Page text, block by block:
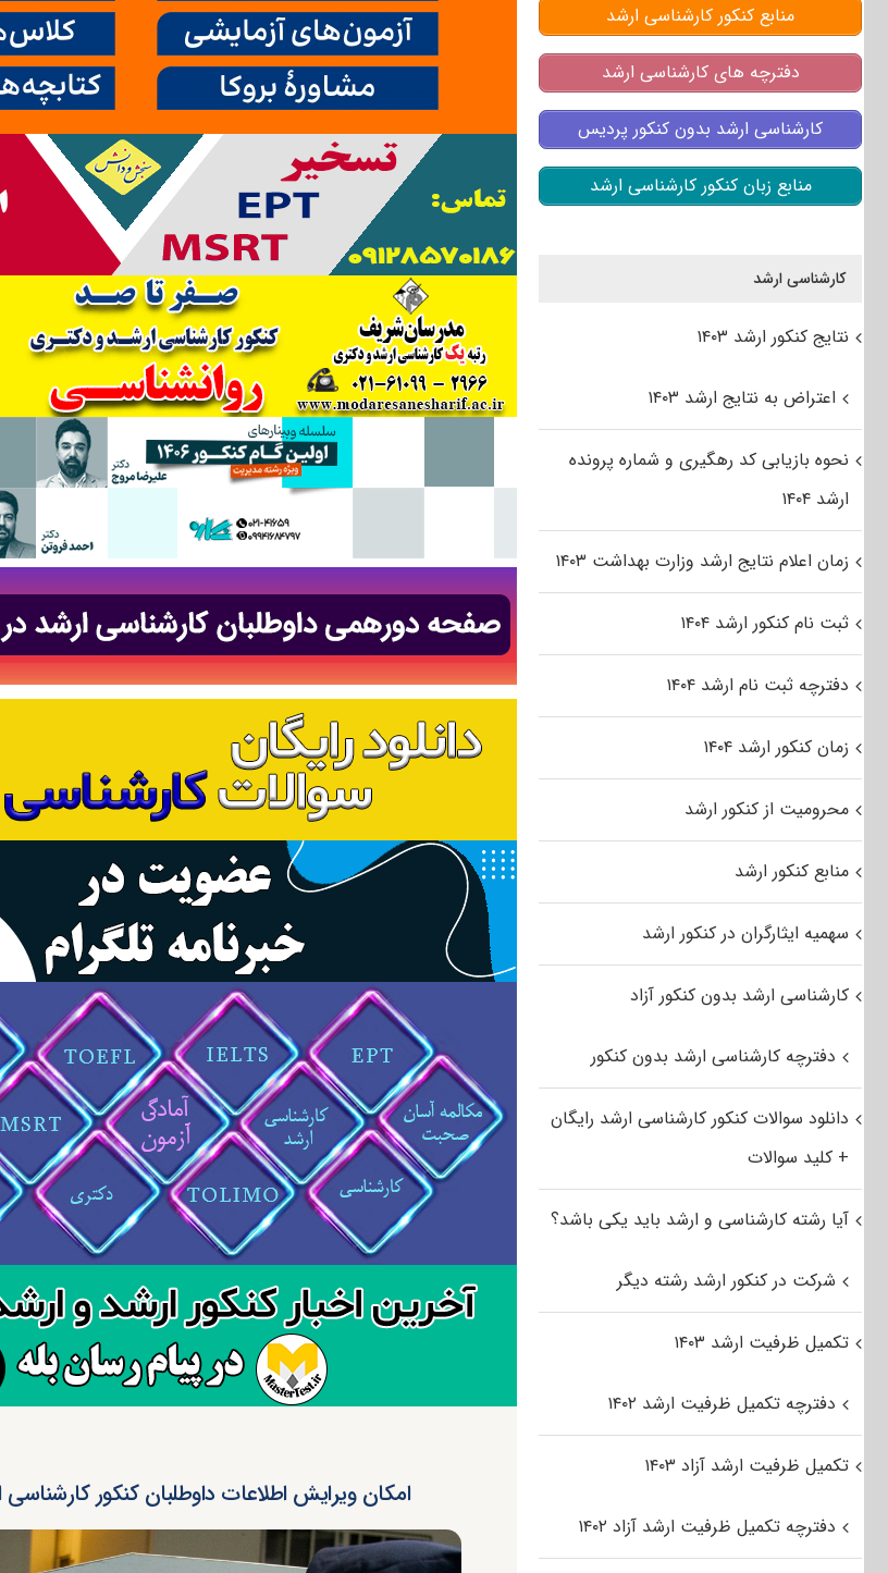
امکان ویرایش اطلاعات داوطلبان کنکور کارشناسی
منابع کنکور کارشناسی ارشد
دفترچه های کارشناسی ارشد
کارشناسی ارشد بدون کنکور پردیس
منابع زبان کنکور کارشناسی ارشد
کارشناسی ارشد
نتایج کنکور ارشد ۱۴۰۳
اعتراض به نتایج ارشد ۱۴۰۳
نحوه بازیابی کد رهگیری و شماره پرونده
ارشد ۱۴۰۴
زمان اعلام نتایج ارشد وزارت بهداشت ۱۴۰۳
ثبت نام کنکور ارشد ۱۴۰۴
دفترچه ثبت نام ارشد ۱۴۰۴
زمان کنکور ارشد ۱۴۰۴
محرومیت از کنکور ارشد
منابع کنکور ارشد
سهمیه ایثارگران در کنکور ارشد
کارشناسی ارشد بدون کنکور آزاد
دفترچه کارشناسی ارشد بدون کنکور
دانلود سوالات کنکور کارشناسی ارشد رایگان
+ کلید سوالات
آیا رشته کارشناسی و ارشد باید یکی باشد؟
شرکت در کنکور ارشد رشته دیگر
تکمیل ظرفیت ارشد ۱۴۰۳
دفترچه تکمیل ظرفیت ارشد ۱۴۰۲
تکمیل ظرفیت ارشد آزاد ۱۴۰۳
دفترچه تکمیل ظرفیت ارشد آزاد ۱۴۰۲